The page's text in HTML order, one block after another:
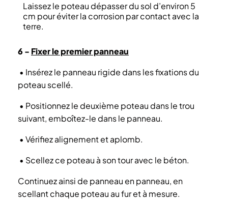
Laissez le poteau dépasser du sol d’environ 5
cm pour éviter la corrosion par contact avec la
terre.
6 - Fixer le premier panneau
• Insérez le panneau rigide dans les fixations du
poteau scellé.
• Positionnez le deuxième poteau dans le trou
suivant, emboîtez-le dans le panneau.
• Vérifiez alignement et aplomb.
• Scellez ce poteau à son tour avec le béton.
Continuez ainsi de panneau en panneau, en
scellant chaque poteau au fur et à mesure.